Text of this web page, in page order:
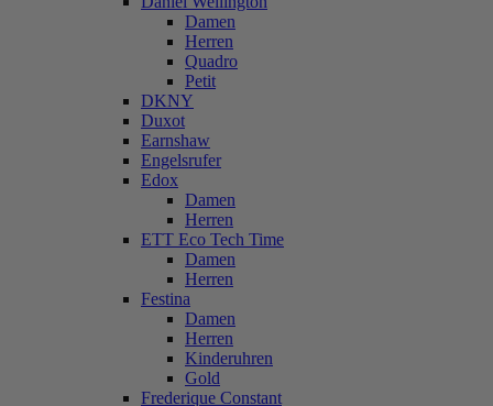
Damen
Herren
Quadro
Petit
DKNY
Duxot
Earnshaw
Engelsrufer
Edox
Damen
Herren
ETT Eco Tech Time
Damen
Herren
Festina
Damen
Herren
Kinderuhren
Gold
Frederique Constant